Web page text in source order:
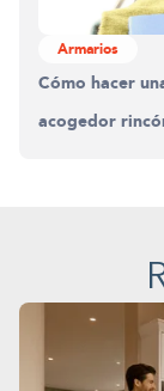
Armarios
Cómo hacer
acogedor